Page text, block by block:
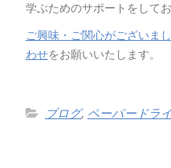
学ぶためのサポートをしてお
ご興味・ご関心がございま
わせをお願いいたします。
ブログ, ペーパードラ